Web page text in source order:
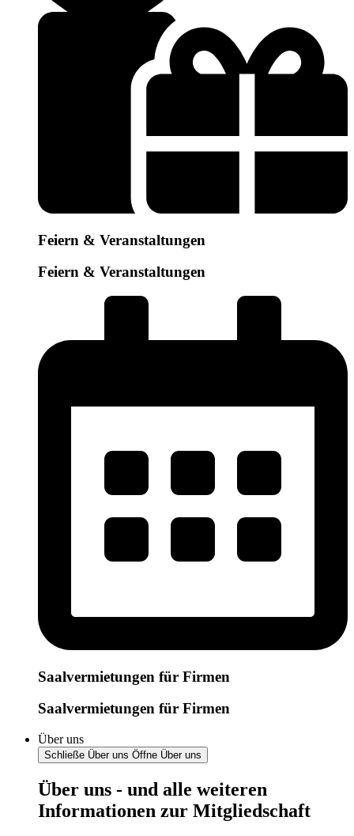
Feiern & Veranstaltungen
Feiern & Veranstaltungen
Saalvermietungen für Firmen
Saalvermietungen für Firmen
Über uns
Schließe Über uns Öffne Über uns
Über uns - und alle weiteren
Informationen zur Mitgliedschaft